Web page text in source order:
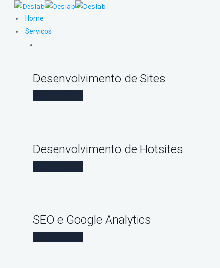
Home
Serviços
Desenvolvimento de Sites
Desenvolvimento de Hotsites
SEO e Google Analytics